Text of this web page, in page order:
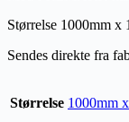
Størrelse 1000mm x
Sendes direkte fra
Størrelse 1000mm